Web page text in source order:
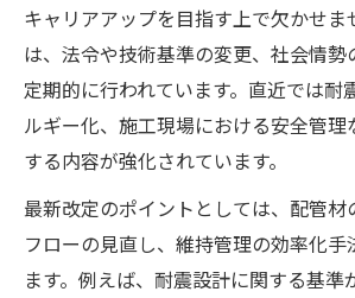
キャリアアップを目指す上で欠かせま
は、法令や技術基準の変更、社会情勢
定期的に行われています。直近では耐
ルギー化、施工現場における安全管理
する内容が強化されています。
最新改定のポイントとしては、配管
フローの見直し、維持管理の効率化
ます。例えば、耐震設計に関する基準